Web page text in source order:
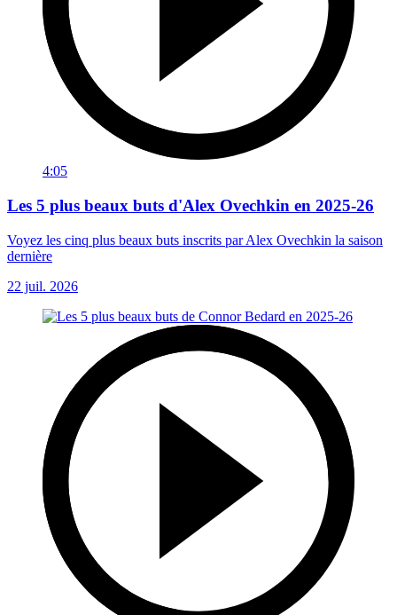
4:05
Les 5 plus beaux buts d'Alex Ovechkin en 2025-26
Voyez les cinq plus beaux buts inscrits par Alex Ovechkin la saison
dernière
22 juil. 2026